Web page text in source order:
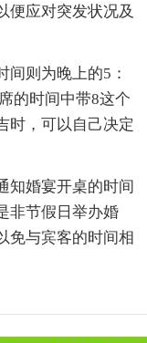
便应对突发状况及
间则为晚上的5：
的时间中带8这个
时，可以自己决定
知婚宴开桌的时间
非节假日举办婚
免与宾客的时间相